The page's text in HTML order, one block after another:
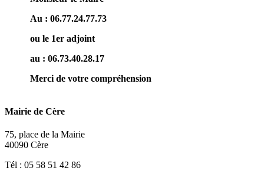
Au : 06.77.24.77.73
ou le 1er adjoint
au : 06.73.40.28.17
Merci de votre compréhension
Mairie de Cère
75, place de la Mairie
40090 Cère
Tél : 05 58 51 42 86